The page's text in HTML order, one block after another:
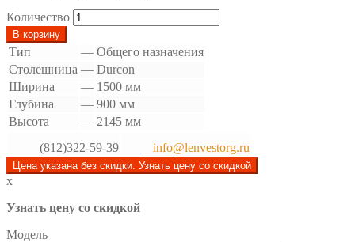
Количество
В корзину
Тип — Общего назначения
Столешница — Durcon
Ширина
— 1500 мм
Глубина
— 900 мм
Высота
— 2145 мм
(812)322-59-39
info@lenvestorg.ru
Цена указана без скидки. Узнать цену со скидкой
x
Узнать цену со скидкой
Модель